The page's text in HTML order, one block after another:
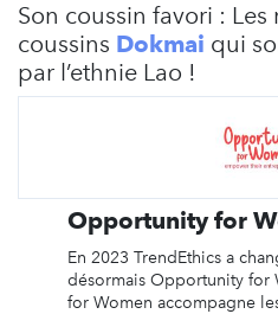
Son coussin favori :
coussins Dokmai qui
par l’ethnie Lao !
Opportunity for
En 2023 TrendEthics a
désormais Opportunity
for Women accompagne